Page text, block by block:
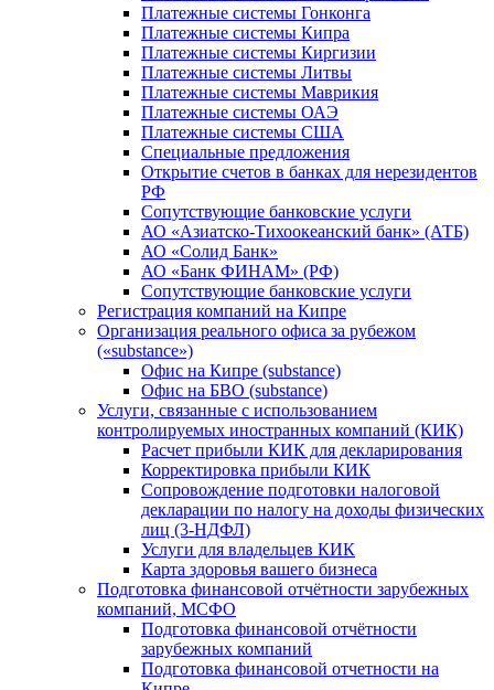
Платежные системы Гонконга
Платежные системы Кипра
Платежные системы Киргизии
Платежные системы Литвы
Платежные системы Маврикия
Платежные системы ОАЭ
Платежные системы США
Специальные предложения
Открытие счетов в банках для нерезидентов
РФ
Сопутствующие банковские услуги
АО «Азиатско-Тихоокеанский банк» (АТБ)
АО «Солид Банк»
АО «Банк ФИНАМ» (РФ)
Сопутствующие банковские услуги
Регистрация компаний на Кипре
Организация реального офиса за рубежом
(«substance»)
Офис на Кипре (substance)
Офис на БВО (substance)
Услуги, связанные с использованием
контролируемых иностранных компаний (КИК)
Расчет прибыли КИК для декларирования
Корректировка прибыли КИК
Сопровождение подготовки налоговой
декларации по налогу на доходы физических
лиц (3-НДФЛ)
Услуги для владельцев КИК
Карта здоровья вашего бизнеса
Подготовка финансовой отчётности зарубежных
компаний, МСФО
Подготовка финансовой отчётности
зарубежных компаний
Подготовка финансовой отчетности на